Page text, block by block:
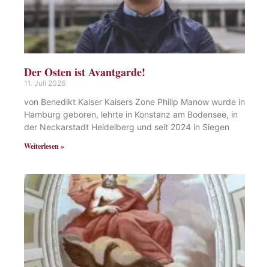
Der Osten ist Avantgarde!
11. Juli 2026
von Benedikt Kaiser Kaisers Zone Philip Manow wurde in
Hamburg geboren, lehrte in Konstanz am Bodensee, in
der Neckarstadt Heidelberg und seit 2024 in Siegen
Weiterlesen »